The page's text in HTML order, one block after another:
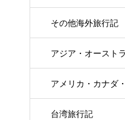
その他海外旅行記
アジア・オースト
アメリカ・カナダ
台湾旅行記